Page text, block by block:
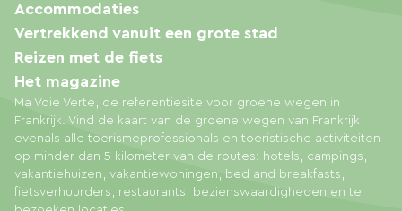
Ma Voie Verte, de referentiesite voor groene wegen in
Frankrijk. Vind de kaart van de groene wegen van Frankrijk
evenals alle toerismeprofessionals en toeristische activiteiten
op minder dan 5 kilometer van de routes: hotels, campings,
vakantiehuizen, vakantiewoningen, bed and breakfasts,
fietsverhuurders, restaurants, bezienswaardigheden en te
Accommodaties
Vertrekkend vanuit een grote stad
Reizen met de fiets
Het magazine